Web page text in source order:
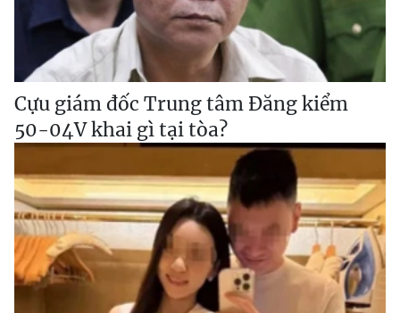
Cựu giám đốc Trung tâm Đăng kiểm
50-04V khai gì tại tòa?